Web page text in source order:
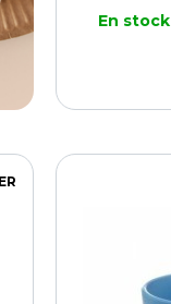
En stock